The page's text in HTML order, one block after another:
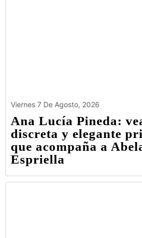
Viernes 7 De Agosto, 2026
Ana Lucía Pineda:
discreta y elegante
que acompaña a
Espriella